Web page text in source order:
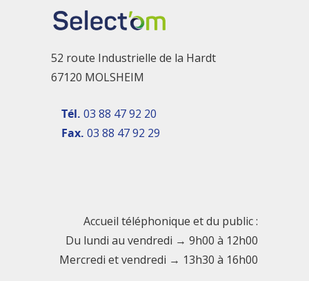
52 route Industrielle de la Hardt
67120 MOLSHEIM
Tél. 03 88 47 92 20
Fax. 03 88 47 92 29
Accueil téléphonique et du public :
Du lundi au vendredi → 9h00 à 12h00
Mercredi et vendredi → 13h30 à 16h00